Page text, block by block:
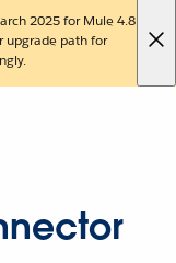
2025 for Mule 4.8
upgrade path for